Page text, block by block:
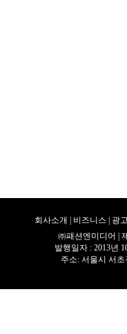
회사소개 | 비즈니스 | 광
㈜패션엔미디어 |
발행일자 : 2013년
주소: 서울시 서초